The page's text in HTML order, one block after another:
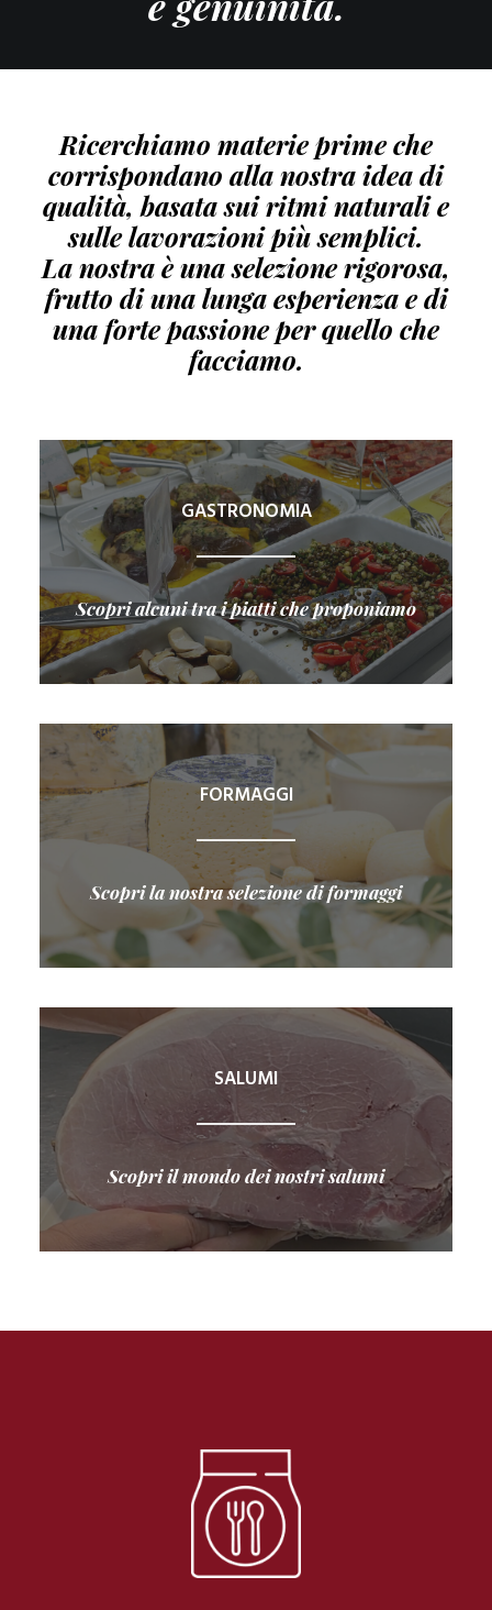
Ricerchiamo materie prime che
corrispondano alla nostra idea di
qualità, basata sui ritmi naturali e
sulle lavorazioni più semplici.
La nostra è una selezione rigorosa,
frutto di una lunga esperienza e di
una forte passione per quello che
facciamo.
GASTRONOMIA
Scopri alcuni tra i piatti che proponiamo
FORMAGGI
Scopri la nostra selezione di formaggi
SALUMI
Scopri il mondo dei nostri salumi